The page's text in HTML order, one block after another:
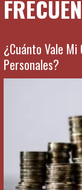
¿Cuánto Vale Mi
Personales?